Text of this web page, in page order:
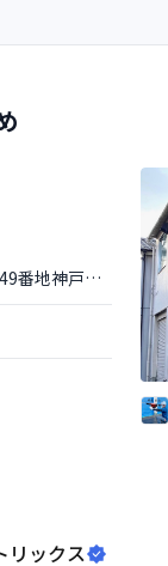
旧居留地平和ビル9F
リックス